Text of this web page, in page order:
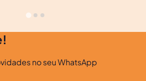
no seu WhatsApp